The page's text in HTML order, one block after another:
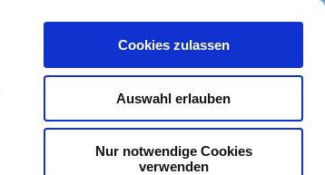
Cookies zulassen
Auswahl erlauben
Nur notwendige Cookies
verwenden